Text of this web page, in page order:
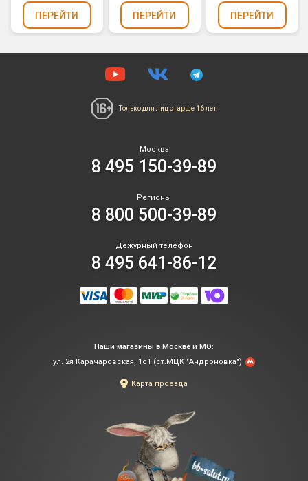
ПЕРЕЙТИ ПЕРЕЙТИ ПЕРЕЙТИ
Только для лицстарше 16 лет
Москва
8 495 150-39-89
Регионы
8 800 500-39-89
Дежурный телефон
8 495 641-86-12
Наши магазины в Москве и МО:
ул. 2я Карачаровская, 1с1 (ст.МЦК "Андроновка")
Карта проезда